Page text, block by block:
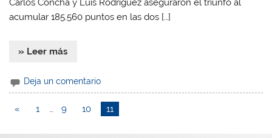
Carlos Concha y Luis Rodríguez aseguraron el triunfo al
acumular 185.560 puntos en las dos […]
» Leer más
Deja un comentario
« 1 … 9 10 11